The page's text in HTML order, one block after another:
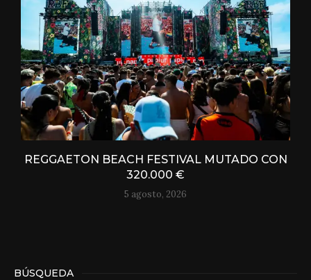
REGGAETON BEACH FESTIVAL MUTADO CON
320.000 €
5 agosto, 2026
BÚSQUEDA